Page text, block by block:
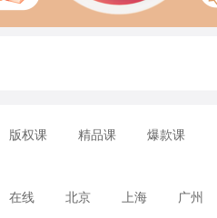
版权课 精品课 爆款课
在线 北京 上海
广州